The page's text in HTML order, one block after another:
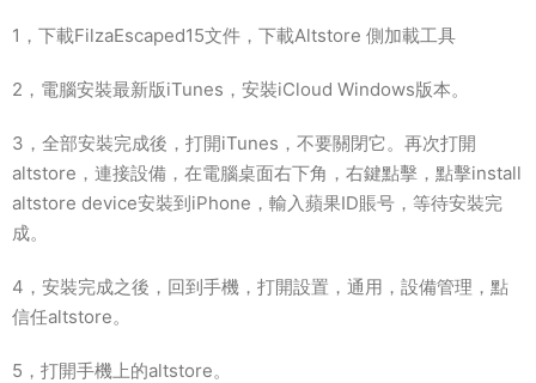
1，下載FilzaEscaped15文件，下載Altstore 側加載工具
2，電腦安裝最新版iTunes，安裝iCloud Windows版本。
3，全部安裝完成後，打開iTunes，不要關閉它。再次打開
altstore，連接設備，在電腦桌面右下角，右鍵點擊，點擊install
altstore device安裝到iPhone，輸入蘋果ID賬号，等待安裝完
成。
4，安裝完成之後，回到手機，打開設置，通用，設備管理，點
信任altstore。
5，打開手機上的altstore。